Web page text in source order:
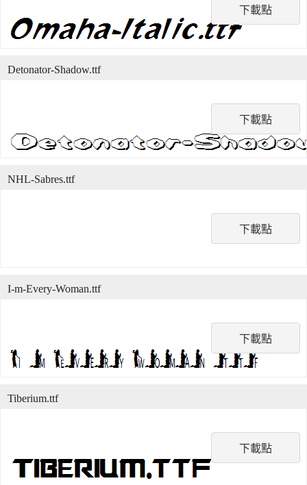
下載點
下載點
Detonator-Shadow.ttf
下載點
NHL-Sabres.ttf
下載點
I-m-Every-Woman.ttf
下載點
Tiberium.ttf